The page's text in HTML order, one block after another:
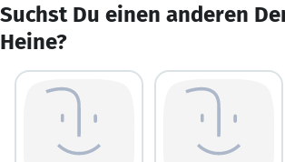
Suchst Du einen anderen
Heine?